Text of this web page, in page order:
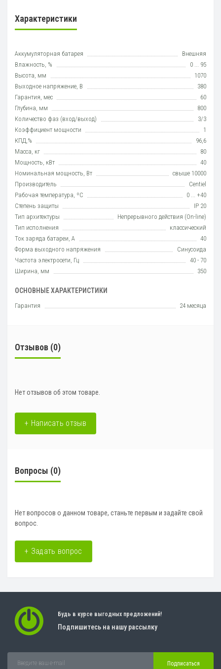
Характеристики
Аккумуляторная батарея
Внешняя
Влажность, %
0 ... 95
Высота, мм
1070
Выходное напряжение, В
380
Гарантия, мес
60
Глубина, мм
800
Количество фаз (вход/выход)
3/3
Коэффициент мощности
1
КПД,%
96,6
Масса, кг
80
Мощность, кВт
40
Номинальная мощность, Вт
свыше 10000
Производитель
Centiel
Рабочая температура, ºC
0 ... +40
Степень защиты
IP 20
Тип архитектуры
Непрерывного действия (On-line)
Тип исполнения
класcический
Ток заряда батареи, А
40
Форма выходного напряжения
Синусоида
Частота электросети, Гц
40 - 70
Ширина, мм
350
ОСНОВНЫЕ ХАРАКТЕРИСТИКИ
Гарантия 24 месяца
Отзывов (0)
Нет отзывов об этом товаре.
+ Написать отзыв
Вопросы (0)
Нет вопросов о данном товаре, станьте первым и задайте свой
вопрос.
+ Задать вопрос
Будь в курсе выгодных предложений!
Подпишитесь на нашу рассылку
Подписаться